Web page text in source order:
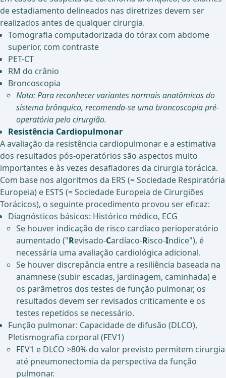
de estadiamento delineados nas diretrizes devem ser
realizados antes de qualquer cirurgia.
Tomografia computadorizada do tórax com abdome
superior, com contraste
PET-CT
RM do crânio
Broncoscopia
Nota: Para reconhecer variantes normais anatômicas do
sistema brônquico, recomenda-se uma broncoscopia pré-
operatória pelo cirurgião.
Resistência Cardiopulmonar
A avaliação da resistência cardiopulmonar e a estimativa
dos resultados pós-operatórios são aspectos muito
importantes e às vezes desafiadores da cirurgia torácica.
Com base nos algoritmos da ERS (= Sociedade Respiratória
Europeia) e ESTS (= Sociedade Europeia de Cirurgiões
Torácicos), o seguinte procedimento provou ser eficaz:
Diagnósticos básicos: Histórico médico, ECG
Se houver indicação de risco cardíaco perioperatório
aumentado ("Revisado-Cardíaco-Risco-Indice"), é
necessária uma avaliação cardiológica adicional.
Se houver discrepância entre a resiliência baseada na
anamnese (subir escadas, jardinagem, caminhada) e
os parâmetros dos testes de função pulmonar, os
resultados devem ser revisados criticamente e os
testes repetidos se necessário.
Função pulmonar: Capacidade de difusão (DLCO),
Pletismografia corporal (FEV1)
FEV1 e DLCO >80% do valor previsto permitem cirurgia
até pneumonectomia da perspectiva da função
pulmonar.